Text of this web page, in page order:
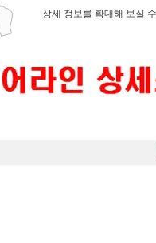
상세 정보를 확대해 보실